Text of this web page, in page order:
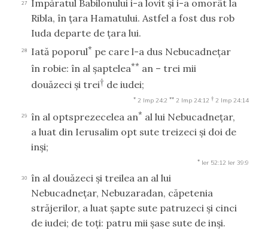
27
Împăratul Babilonului i-a lovit şi i-a omorât la
Ribla, în ţara Hamatului. Astfel a fost dus rob
Iuda departe de ţara lui.
28 Iată poporul* pe care l-a dus Nebucadneţar
în robie: în al şaptelea** an – trei mii
douăzeci şi trei† de iudei;
* 2 Imp 24:2 ** 2 Imp 24:12 † 2 Imp 24:14
29 în al optsprezecelea an* al lui Nebucadneţar,
a luat din Ierusalim opt sute treizeci şi doi de
inşi;
* Ier 52:12 Ier 39:9
30
în al douăzeci şi treilea an al lui
Nebucadneţar, Nebuzaradan, căpetenia
străjerilor, a luat şapte sute patruzeci şi cinci
de iudei; de toţi: patru mii şase sute de inşi.